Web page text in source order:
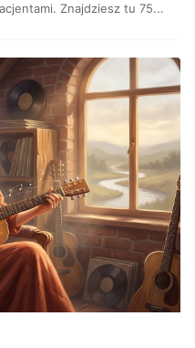
Znajdziesz tu 75...